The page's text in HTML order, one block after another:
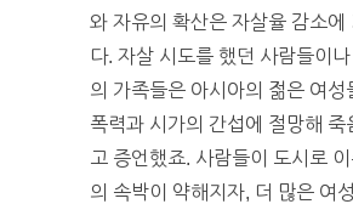
와 자유의 확산은 자살율 감소에
다. 자살 시도를 했던 사람들이
의 가족들은 아시아의 젊은 여성
폭력과 시가의 간섭에 절망해 죽
고 증언했죠. 사람들이 도시로
의 속박이 약해지자, 더 많은 여